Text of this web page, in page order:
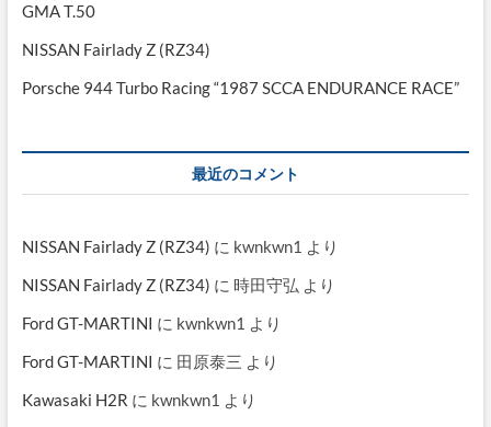
GMA T.50
NISSAN Fairlady Z (RZ34)
Porsche 944 Turbo Racing “1987 SCCA ENDURANCE RACE”
最近のコメント
NISSAN Fairlady Z (RZ34) に kwnkwn1 より
NISSAN Fairlady Z (RZ34) に 時田守弘 より
Ford GT-MARTINI に kwnkwn1 より
Ford GT-MARTINI に 田原泰三 より
Kawasaki H2R に kwnkwn1 より